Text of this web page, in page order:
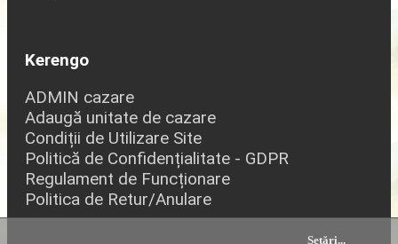
Kerengo
ADMIN cazare
Adaugă unitate de cazare
Condiții de Utilizare Site
Politică de Confidențialitate - GDPR
Regulament de Funcționare
Politica de Retur/Anulare
Setări...